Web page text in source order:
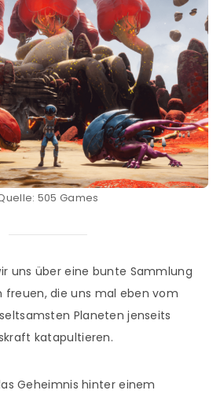
505 Games
uns über eine bunte Sammlung
freuen, die uns mal eben vom
Planeten jenseits
katapultieren.
Geheimnis hinter einem